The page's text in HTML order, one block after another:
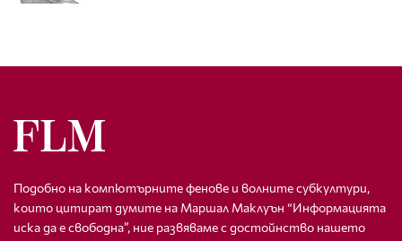
Подобно на компютърните фенове и волните субкултури,
които цитират думите на Маршал Маклуън “Информацията
иска да е свободна”, ние развяваме с достойнство нашето